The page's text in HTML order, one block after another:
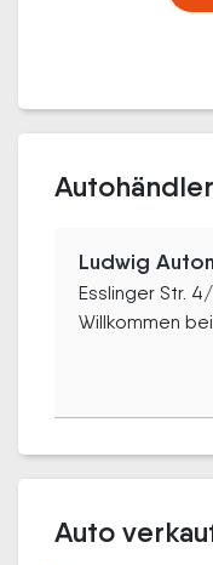
Ludwig
Esslinger Str.
Willkommen
Auto